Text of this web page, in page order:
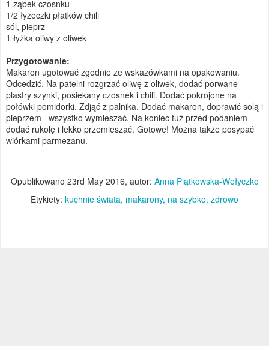
1 ząbek czosnku
1/2 łyżeczki płatków chili
sól, pieprz
1 łyżka oliwy z oliwek
Przygotowanie:
Makaron ugotować zgodnie ze wskazówkami na opakowaniu.
Odcedzić. Na patelni rozgrzać oliwę z oliwek, dodać porwane
plastry szynki, posiekany czosnek i chili. Dodać pokrojone na
połówki pomidorki. Zdjąć z palnika. Dodać makaron, doprawić solą i
pieprzem wszystko wymieszać. Na koniec tuż przed podaniem
dodać rukolę i lekko przemieszać. Gotowe! Można także posypać
wiórkami parmezanu.
Opublikowano 23rd May 2016, autor: Anna Piątkowska-Wełyczko
Etykiety: kuchnie świata makarony na szybko zdrowo